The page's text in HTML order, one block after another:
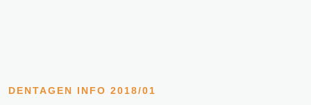
DENTAGEN INFO 2018/01